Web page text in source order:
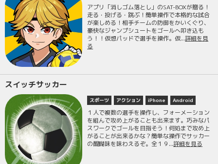
アプリ「消しゴム落とし」のSAT-BOXが贈る！
走る・投げる・跳ぶ！簡単操作で本格的な試合
が楽しめる！相手チームの防御をかいくぐり、
豪快なジャンプシュートをゴールへ叩き込も
う！！仮想パッドで選手を操作。仮...詳細を見
る
スイッチサッカー
スポーツ アクション iPhone Android
１人で複数の選手を操作し、フォーメーション
を組んで攻め上がることも出来ます。巧みなパ
スワークでゴールを目指そう！何処まで攻め上
がることが出来るかな？簡単な操作でサッカー
の醍醐味を味わえるぞ。全１９...詳細を見る